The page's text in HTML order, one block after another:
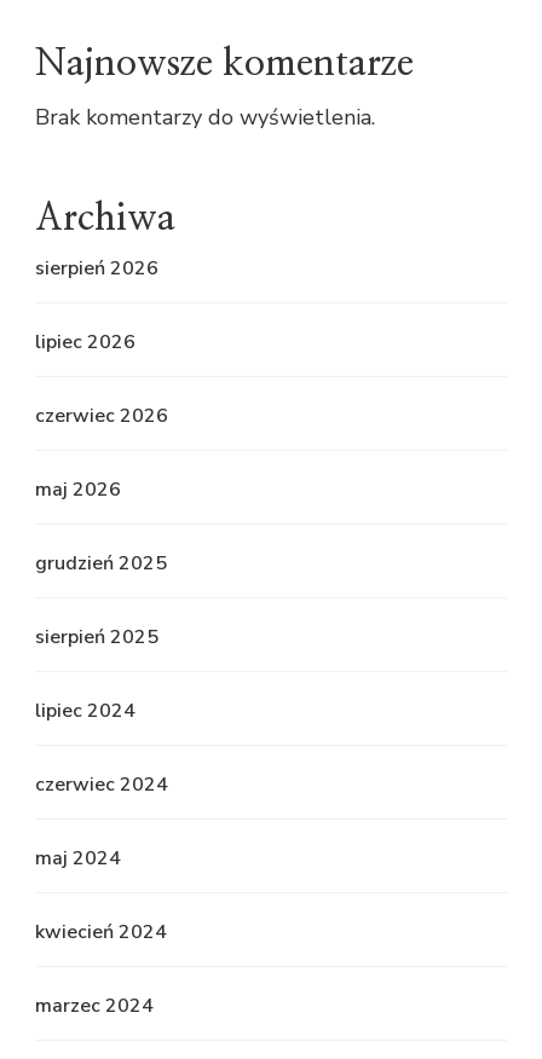
Najnowsze komentarze
Brak komentarzy do wyświetlenia.
Archiwa
sierpień 2026
lipiec 2026
czerwiec 2026
maj 2026
grudzień 2025
sierpień 2025
lipiec 2024
czerwiec 2024
maj 2024
kwiecień 2024
marzec 2024